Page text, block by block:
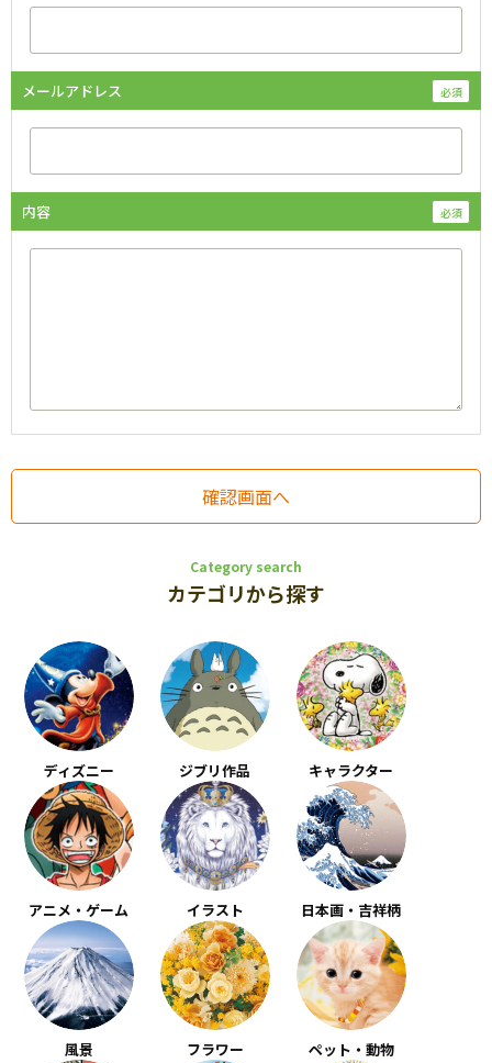
メールアドレス
内容
Category search
カテゴリから探す
ディズニー ジブリ作品 キャラクター
アニメ・ゲーム イラスト 日本画・吉祥柄
風景 フラワー ペット・動物